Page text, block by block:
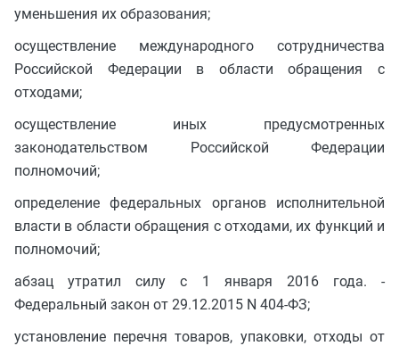
уменьшения их образования;
осуществление международного сотрудничества
Российской Федерации в области обращения с
отходами;
осуществление иных предусмотренных
законодательством Российской Федерации
полномочий;
определение федеральных органов исполнительной
власти в области обращения с отходами, их функций и
полномочий;
абзац утратил силу с 1 января 2016 года. -
Федеральный закон от 29.12.2015 N 404-ФЗ;
установление перечня товаров, упаковки, отходы от